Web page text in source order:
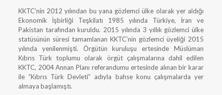
KKTC’nin 2012 yılından bu yana gözlemci ülke olarak yer aldığı
Ekonomik İşbirliği Teşkilatı 1985 yılında Türkiye, İran ve
Pakistan tarafından kuruldu. 2015 yılında 3 yıllık gözlemci ülke
statüsünün süresi tamamlanan KKTC’nin gözlemci üyeliği 2015
yılında yenilenmişti. Örgütün kuruluşu ertesinde Müslüman
Kıbrıs Türk toplumu olarak örgüt çalışmalarına dahil edilen
KKTC, 2004 Annan Planı referandumu ertesinde alınan bir karar
ile “Kıbrıs Türk Devleti” adıyla bahse konu çalışmalarda yer
almaya başlamıştı.